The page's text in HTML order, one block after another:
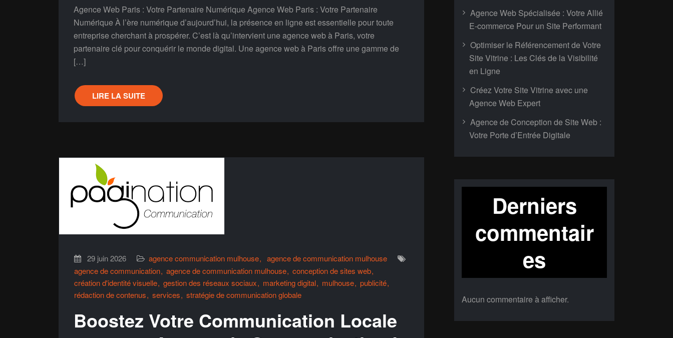
Agence Web Paris : Votre Partenaire Numérique Agence Web Paris : Votre Partenaire
Numérique À l’ère numérique d’aujourd’hui, la présence en ligne est essentielle pour toute
entreprise cherchant à prospérer. C’est là qu’intervient une agence web à Paris, votre
partenaire clé pour conquérir le monde digital. Une agence web à Paris offre une gamme de
[…]
LIRE LA SUITE
29 juin 2026 agence communication mulhouse
agence de communication mulhouse
agence de communication agence de communication mulhouse conception de sites web
création d'identité visuelle gestion des réseaux sociaux marketing digital mulhouse publicité
rédaction de contenus
services stratégie de communication globale
Boostez Votre Communication Locale
Agence Web Spécialisée : Votre Allié
E-commerce Pour un Site Performant
Optimiser le Référencement de Votre
Site Vitrine : Les Clés de la Visibilité
en Ligne
Créez Votre Site Vitrine avec une
Agence Web Expert
Agence de Conception de Site Web :
Votre Porte d’Entrée Digitale
Derniers
commentair
es
Aucun commentaire à afficher.